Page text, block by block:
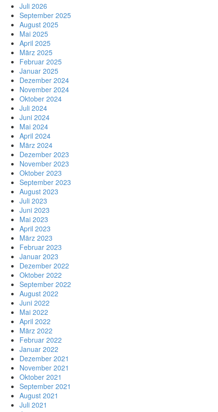
Juli 2026
September 2025
August 2025
Mai 2025
April 2025
März 2025
Februar 2025
Januar 2025
Dezember 2024
November 2024
Oktober 2024
Juli 2024
Juni 2024
Mai 2024
April 2024
März 2024
Dezember 2023
November 2023
Oktober 2023
September 2023
August 2023
Juli 2023
Juni 2023
Mai 2023
April 2023
März 2023
Februar 2023
Januar 2023
Dezember 2022
Oktober 2022
September 2022
August 2022
Juni 2022
Mai 2022
April 2022
März 2022
Februar 2022
Januar 2022
Dezember 2021
November 2021
Oktober 2021
September 2021
August 2021
Juli 2021